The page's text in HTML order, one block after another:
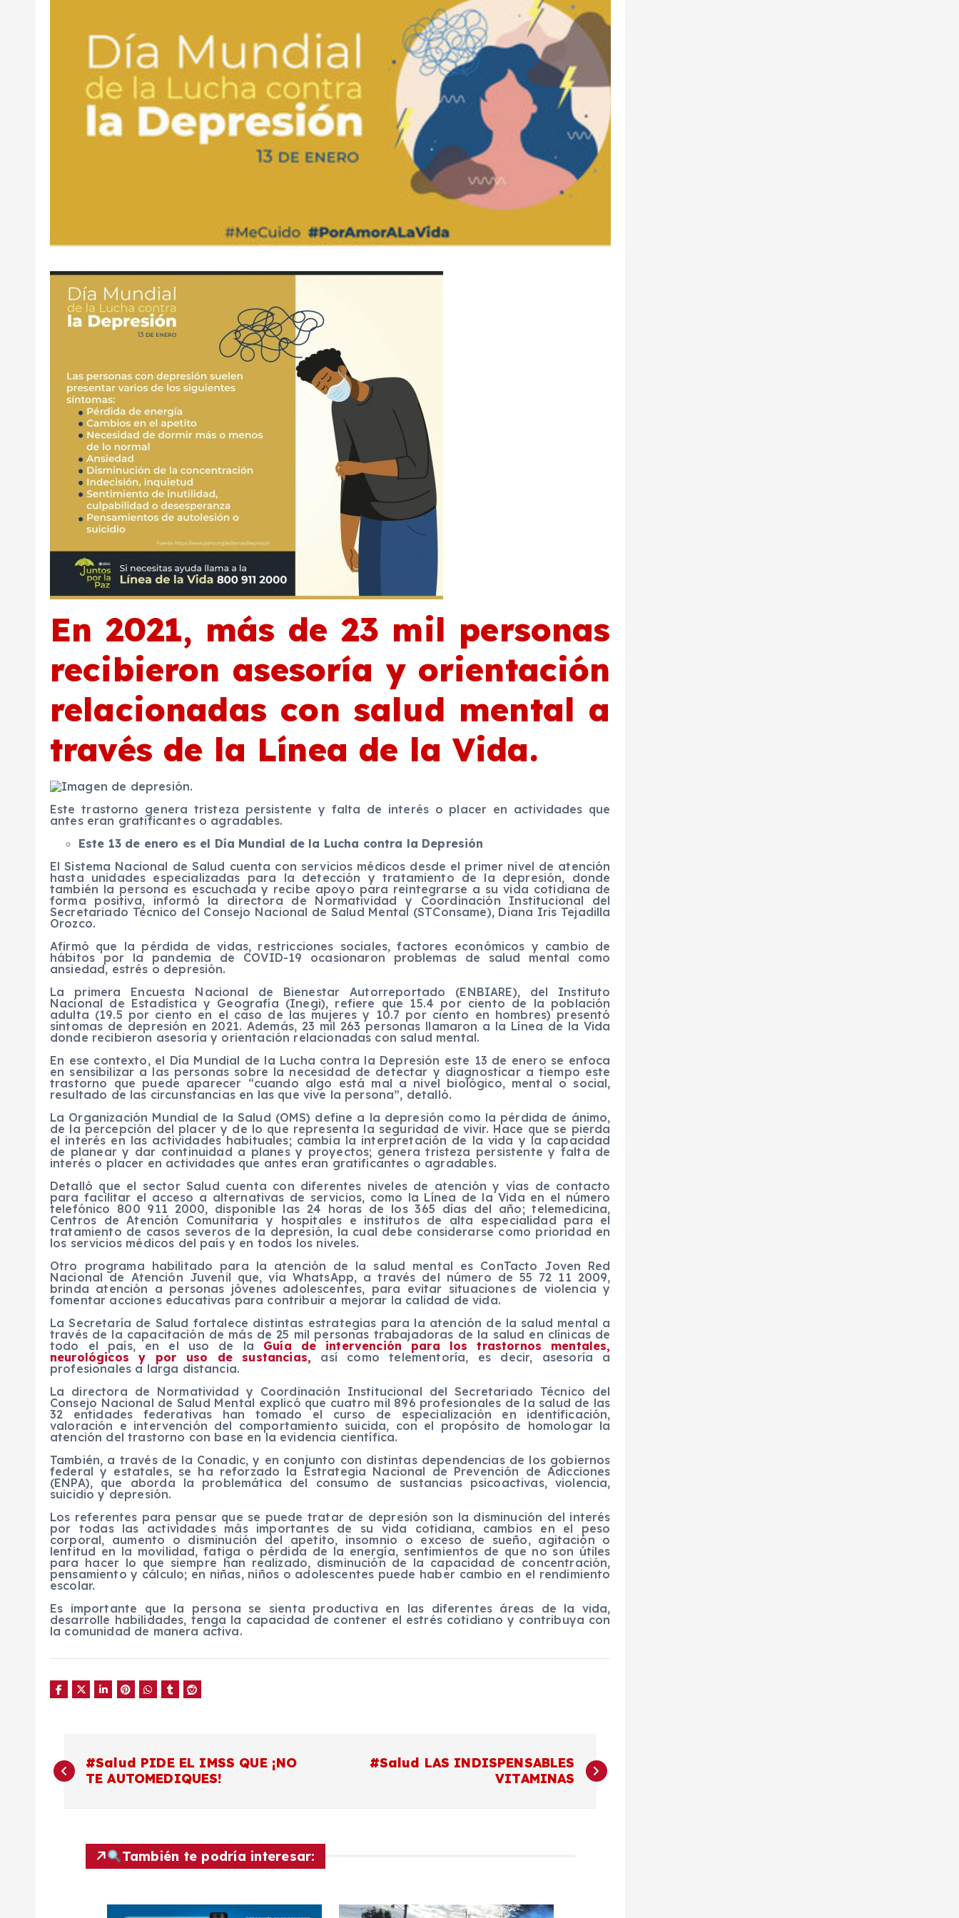
En 2021, más de 23 mil personas
recibieron asesoría y orientación
relacionadas con salud mental a
través de la Línea de la Vida.
Este trastorno genera tristeza persistente y falta de interés o placer en actividades que
antes eran gratificantes o agradables.
Este 13 de enero es el Día Mundial de la Lucha contra la Depresión
El Sistema Nacional de Salud cuenta con servicios médicos desde el primer nivel de atención
hasta unidades especializadas para la detección y tratamiento de la depresión, donde
también la persona es escuchada y recibe apoyo para reintegrarse a su vida cotidiana de
forma positiva, informó la directora de Normatividad y Coordinación Institucional del
Secretariado Técnico del Consejo Nacional de Salud Mental (STConsame), Diana Iris Tejadilla
Orozco.
Afirmó que la pérdida de vidas, restricciones sociales, factores económicos y cambio de
hábitos por la pandemia de COVID-19 ocasionaron problemas de salud mental como
ansiedad, estrés o depresión.
La primera Encuesta Nacional de Bienestar Autorreportado (ENBIARE), del Instituto
Nacional de Estadística y Geografía (Inegi), refiere que 15.4 por ciento de la población
adulta (19.5 por ciento en el caso de las mujeres y 10.7 por ciento en hombres) presentó
síntomas de depresión en 2021. Además, 23 mil 263 personas llamaron a la Línea de la Vida
donde recibieron asesoría y orientación relacionadas con salud mental.
En ese contexto, el Día Mundial de la Lucha contra la Depresión este 13 de enero se enfoca
en sensibilizar a las personas sobre la necesidad de detectar y diagnosticar a tiempo este
trastorno que puede aparecer “cuando algo está mal a nivel biológico, mental o social,
resultado de las circunstancias en las que vive la persona”, detalló.
La Organización Mundial de la Salud (OMS) define a la depresión como la pérdida de ánimo,
de la percepción del placer y de lo que representa la seguridad de vivir. Hace que se pierda
el interés en las actividades habituales; cambia la interpretación de la vida y la capacidad
de planear y dar continuidad a planes y proyectos; genera tristeza persistente y falta de
interés o placer en actividades que antes eran gratificantes o agradables.
Detalló que el sector Salud cuenta con diferentes niveles de atención y vías de contacto
para facilitar el acceso a alternativas de servicios, como la Línea de la Vida en el número
telefónico 800 911 2000, disponible las 24 horas de los 365 días del año; telemedicina,
Centros de Atención Comunitaria y hospitales e institutos de alta especialidad para el
tratamiento de casos severos de la depresión, la cual debe considerarse como prioridad en
los servicios médicos del país y en todos los niveles.
Otro programa habilitado para la atención de la salud mental es ConTacto Joven Red
Nacional de Atención Juvenil que, vía WhatsApp, a través del número de 55 72 11 2009,
brinda atención a personas jóvenes adolescentes, para evitar situaciones de violencia y
fomentar acciones educativas para contribuir a mejorar la calidad de vida.
La Secretaría de Salud fortalece distintas estrategias para la atención de la salud mental a
través de la capacitación de más de 25 mil personas trabajadoras de la salud en clínicas de
todo el país, en el uso de la Guía de intervención para los trastornos mentales,
neurológicos y por uso de sustancias, así como telementoría, es decir, asesoría a
profesionales a larga distancia.
La directora de Normatividad y Coordinación Institucional del Secretariado Técnico del
Consejo Nacional de Salud Mental explicó que cuatro mil 896 profesionales de la salud de las
32 entidades federativas han tomado el curso de especialización en identificación,
valoración e intervención del comportamiento suicida, con el propósito de homologar la
atención del trastorno con base en la evidencia científica.
También, a través de la Conadic, y en conjunto con distintas dependencias de los gobiernos
federal y estatales, se ha reforzado la Estrategia Nacional de Prevención de Adicciones
(ENPA), que aborda la problemática del consumo de sustancias psicoactivas, violencia,
suicidio y depresión.
Los referentes para pensar que se puede tratar de depresión son la disminución del interés
por todas las actividades más importantes de su vida cotidiana, cambios en el peso
corporal, aumento o disminución del apetito, insomnio o exceso de sueño, agitación o
lentitud en la movilidad, fatiga o pérdida de la energía, sentimientos de que no son útiles
para hacer lo que siempre han realizado, disminución de la capacidad de concentración,
pensamiento y cálculo; en niñas, niños o adolescentes puede haber cambio en el rendimiento
escolar.
Es importante que la persona se sienta productiva en las diferentes áreas de la vida,
desarrolle habilidades, tenga la capacidad de contener el estrés cotidiano y contribuya con
la comunidad de manera activa.
N
a
#Salud PIDE EL IMSS QUE ¡NO
TE AUTOMEDIQUES!
#Salud LAS INDISPENSABLES
VITAMINAS
También te podría interesar: